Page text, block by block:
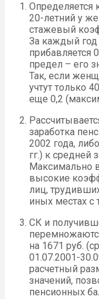
Определяется
20-летний у
стажевый
За каждый
прибавляется
предел – его
Так, если
учтут только
еще 0,2
заработка
2002 года,
гг.) к средней
Максимально
высокие
лиц,
иных местах
СК и
на 1671 руб.
01.07.2001-
расчетный
значений,
пенсионных